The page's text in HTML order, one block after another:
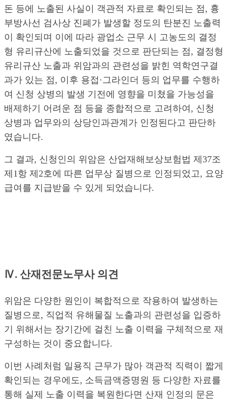
돈 등에 노출된 사실이 객관적 자료로 확인되는 점, 흉
부방사선 검사상 진폐가 발생할 정도의 탄분진 노출력
이 확인되며 이에 따라 광업소 근무 시 고농도의 결정
형 유리규산에 노출되었을 것으로 판단되는 점, 결정형
유리규산 노출과 위암과의 관련성을 밝힌 역학연구결
과가 있는 점, 이후 용접·그라인더 등의 업무를 수행하
여 신청 상병의 발생 기전에 영향을 미쳤을 가능성을
배제하기 어려운 점 등을 종합적으로 고려하여, 신청
상병과 업무와의 상당인과관계가 인정된다고 판단하
였습니다.
그 결과, 신청인의 위암은 산업재해보상보험법 제37조
제1항 제2호에 따른 업무상 질병으로 인정되었고, 요양
급여를 지급받을 수 있게 되었습니다.
Ⅳ. 산재전문노무사 의견
위암은 다양한 원인이 복합적으로 작용하여 발생하는
질병으로, 직업적 유해물질 노출과의 관련성을 입증하
기 위해서는 장기간에 걸친 노출 이력을 구체적으로 재
구성하는 것이 중요합니다.
이번 사례처럼 일용직 근무가 많아 객관적 직력이 짧게
확인되는 경우에도, 소득금액증명원 등 다양한 자료를
통해 실제 노출 이력을 복원한다면 산재 인정의 문은